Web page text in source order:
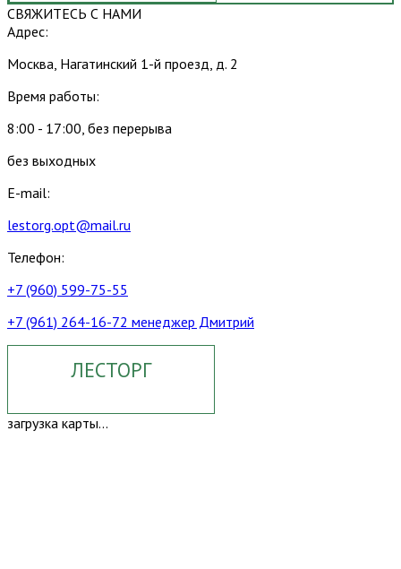
СВЯЖИТЕСЬ С НАМИ
Адрес:
Москва, Нагатинский 1-й проезд, д. 2
Время работы:
8:00 - 17:00, без перерыва
без выходных
E-mail:
lestorg.opt@mail.ru
Телефон:
+7 (960) 599-75-55
+7 (961) 264-16-72 менеджер Дмитрий
ЛЕСТОРГ
загрузка карты...